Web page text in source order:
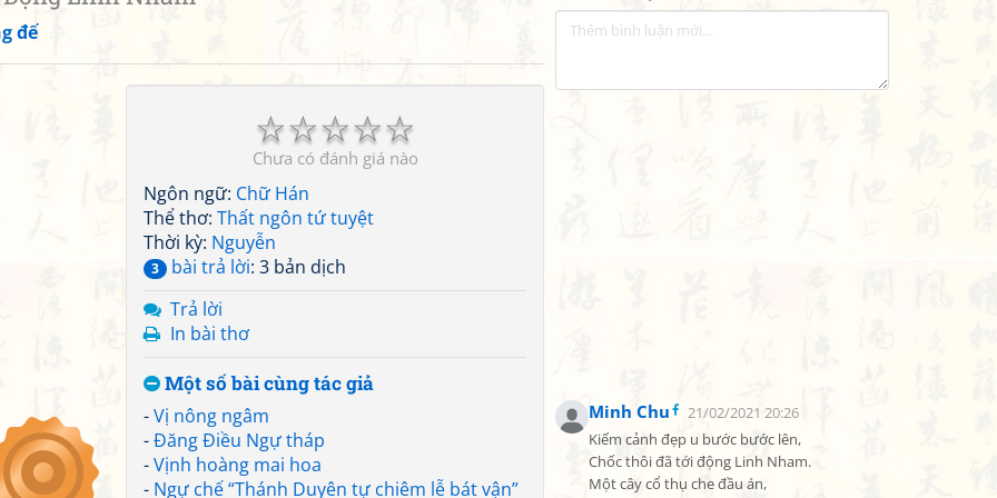
Minh Chu
21/02/2021 20:26
Kiếm cảnh đẹp u bước bước lên,
Chốc thôi đã tới động Linh Nham.
Một cây cổ thụ che đầu án,
đế
☆
☆
☆
☆
☆
Chưa có đánh giá nào
Ngôn ngữ: Chữ Hán
Thể thơ: Thất ngôn tứ tuyệt
Thời kỳ: Nguyễn
3 bài trả lời: 3 bản dịch
Trả lời
In bài thơ
Một số bài cùng tác giả
-Vị nông ngâm
-Đăng Điều Ngự tháp
-Vịnh hoàng mai hoa
- Ngự chế “Thánh Duyên tự chiêm lễ bát vận”